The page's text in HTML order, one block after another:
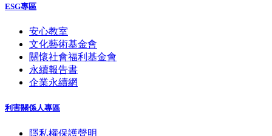
ESG專區
安心教室
文化藝術基金會
關懷社會福利基金會
永續報告書
企業永續網
利害關係人專區
隱私權保護聲明